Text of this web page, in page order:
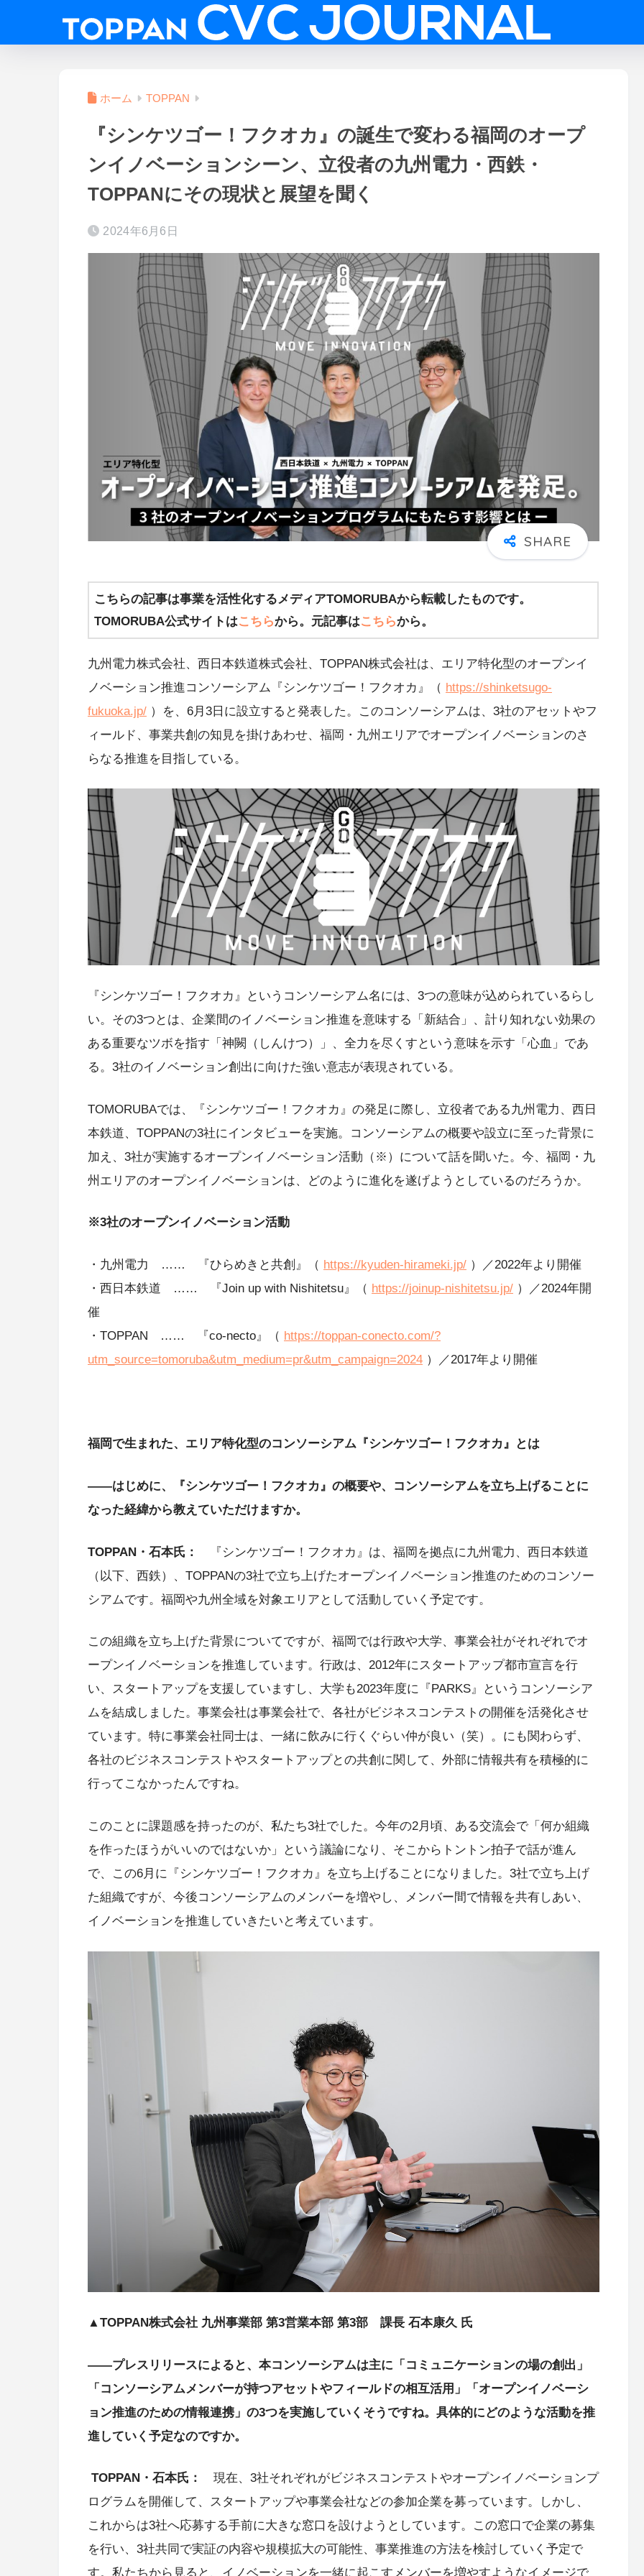
ホーム TOPPAN
『シンケツゴー！フクオカ』の誕生で変わる福岡のオープ
ンイノベーションシーン、立役者の九州電力・西鉄・
TOPPANにその現状と展望を聞く
2024年6月6日
こちらの記事は事業を活性化するメディアTOMORUBAから転載したものです。
TOMORUBA公式サイトはこちらから。元記事はこちらから。
九州電力株式会社、西日本鉄道株式会社、TOPPAN株式会社は、エリア特化型のオープンイ
ノベーション推進コンソーシアム『シンケツゴー！フクオカ』（ https://shinketsugo-
fukuoka.jp/ ）を、6月3日に設立すると発表した。このコンソーシアムは、3社のアセットやフ
ィールド、事業共創の知見を掛けあわせ、福岡・九州エリアでオープンイノベーションのさ
らなる推進を目指している。
『シンケツゴー！フクオカ』というコンソーシアム名には、3つの意味が込められているらし
い。その3つとは、企業間のイノベーション推進を意味する「新結合」、計り知れない効果の
ある重要なツボを指す「神闕（しんけつ）」、全力を尽くすという意味を示す「心血」であ
る。3社のイノベーション創出に向けた強い意志が表現されている。
TOMORUBAでは、『シンケツゴー！フクオカ』の発足に際し、立役者である九州電力、西日
本鉄道、TOPPANの3社にインタビューを実施。コンソーシアムの概要や設立に至った背景に
加え、3社が実施するオープンイノベーション活動（※）について話を聞いた。今、福岡・九
州エリアのオープンイノベーションは、どのように進化を遂げようとしているのだろうか。
※3社のオープンイノベーション活動
・九州電力 …… 『ひらめきと共創』（ https://kyuden-hirameki.jp/ ）／2022年より開催
・西日本鉄道 …… 『Join up with Nishitetsu』（ https://joinup-nishitetsu.jp/ ）／2024年開
催
・TOPPAN …… 『co-necto』（ https://toppan-conecto.com/?
utm_source=tomoruba&utm_medium=pr&utm_campaign=2024 ）／2017年より開催
福岡で生まれた、エリア特化型のコンソーシアム『シンケツゴー！フクオカ』とは
――はじめに、『シンケツゴー！フクオカ』の概要や、コンソーシアムを立ち上げることに
なった経緯から教えていただけますか。
TOPPAN・石本氏：
『シンケツゴー！フクオカ』は、福岡を拠点に九州電力、西日本鉄道
（以下、西鉄）、TOPPANの3社で立ち上げたオープンイノベーション推進のためのコンソー
シアムです。福岡や九州全域を対象エリアとして活動していく予定です。
この組織を立ち上げた背景についてですが、福岡では行政や大学、事業会社がそれぞれでオ
ープンイノベーションを推進しています。行政は、2012年にスタートアップ都市宣言を行
い、スタートアップを支援していますし、大学も2023年度に『PARKS』というコンソーシア
ムを結成しました。事業会社は事業会社で、各社がビジネスコンテストの開催を活発化させ
ています。特に事業会社同士は、一緒に飲みに行くぐらい仲が良い（笑）。にも関わらず、
各社のビジネスコンテストやスタートアップとの共創に関して、外部に情報共有を積極的に
行ってこなかったんですね。
このことに課題感を持ったのが、私たち3社でした。今年の2月頃、ある交流会で「何か組織
を作ったほうがいいのではないか」という議論になり、そこからトントン拍子で話が進ん
で、この6月に『シンケツゴー！フクオカ』を立ち上げることになりました。3社で立ち上げ
た組織ですが、今後コンソーシアムのメンバーを増やし、メンバー間で情報を共有しあい、
イノベーションを推進していきたいと考えています。
▲TOPPAN株式会社 九州事業部 第3営業本部 第3部 課長 石本康久 氏
――プレスリリースによると、本コンソーシアムは主に「コミュニケーションの場の創出」
「コンソーシアムメンバーが持つアセットやフィールドの相互活用」「オープンイノベーシ
ョン推進のための情報連携」の3つを実施していくそうですね。具体的にどのような活動を推
進していく予定なのですか。
TOPPAN・石本氏： 現在、3社それぞれがビジネスコンテストやオープンイノベーションプ
ログラムを開催して、スタートアップや事業会社などの参加企業を募っています。しかし、
これからは3社へ応募する手前に大きな窓口を設けようとしています。この窓口で企業の募集
を行い、3社共同で実証の内容や規模拡大の可能性、事業推進の方法を検討していく予定で
す。私たちから見ると、イノベーションを一緒に起こすメンバーを増やすようなイメージで